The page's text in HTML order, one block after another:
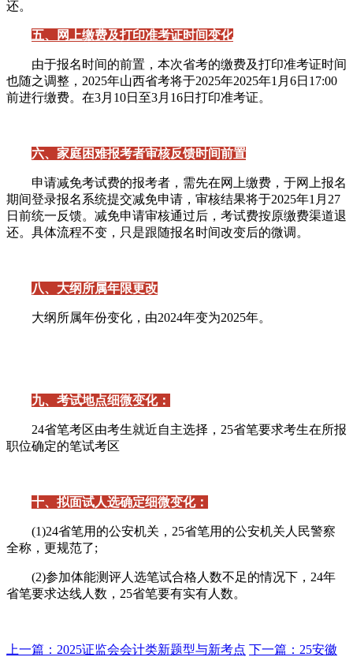
还。
五、网上缴费及打印准考证时间变化
由于报名时间的前置，本次省考的缴费及打印准考证时间
也随之调整，2025年山西省考将于2025年2025年1月6日17:00
前进行缴费。在3月10日至3月16日打印准考证。
六、家庭困难报考者审核反馈时间前置
申请减免考试费的报考者，需先在网上缴费，于网上报名
期间登录报名系统提交减免申请，审核结果将于2025年1月27
日前统一反馈。减免申请审核通过后，考试费按原缴费渠道退
还。具体流程不变，只是跟随报名时间改变后的微调。
八、大纲所属年限更改
大纲所属年份变化，由2024年变为2025年。
九、考试地点细微变化：
24省笔考区由考生就近自主选择，25省笔要求考生在所报
职位确定的笔试考区
十、拟面试人选确定细微变化：
(1)24省笔用的公安机关，25省笔用的公安机关人民警察
全称，更规范了;
(2)参加体能测评人选笔试合格人数不足的情况下，24年
省笔要求达线人数，25省笔要有实有人数。
上一篇：2025证监会会计类新题型与新考点 下一篇：25安徽